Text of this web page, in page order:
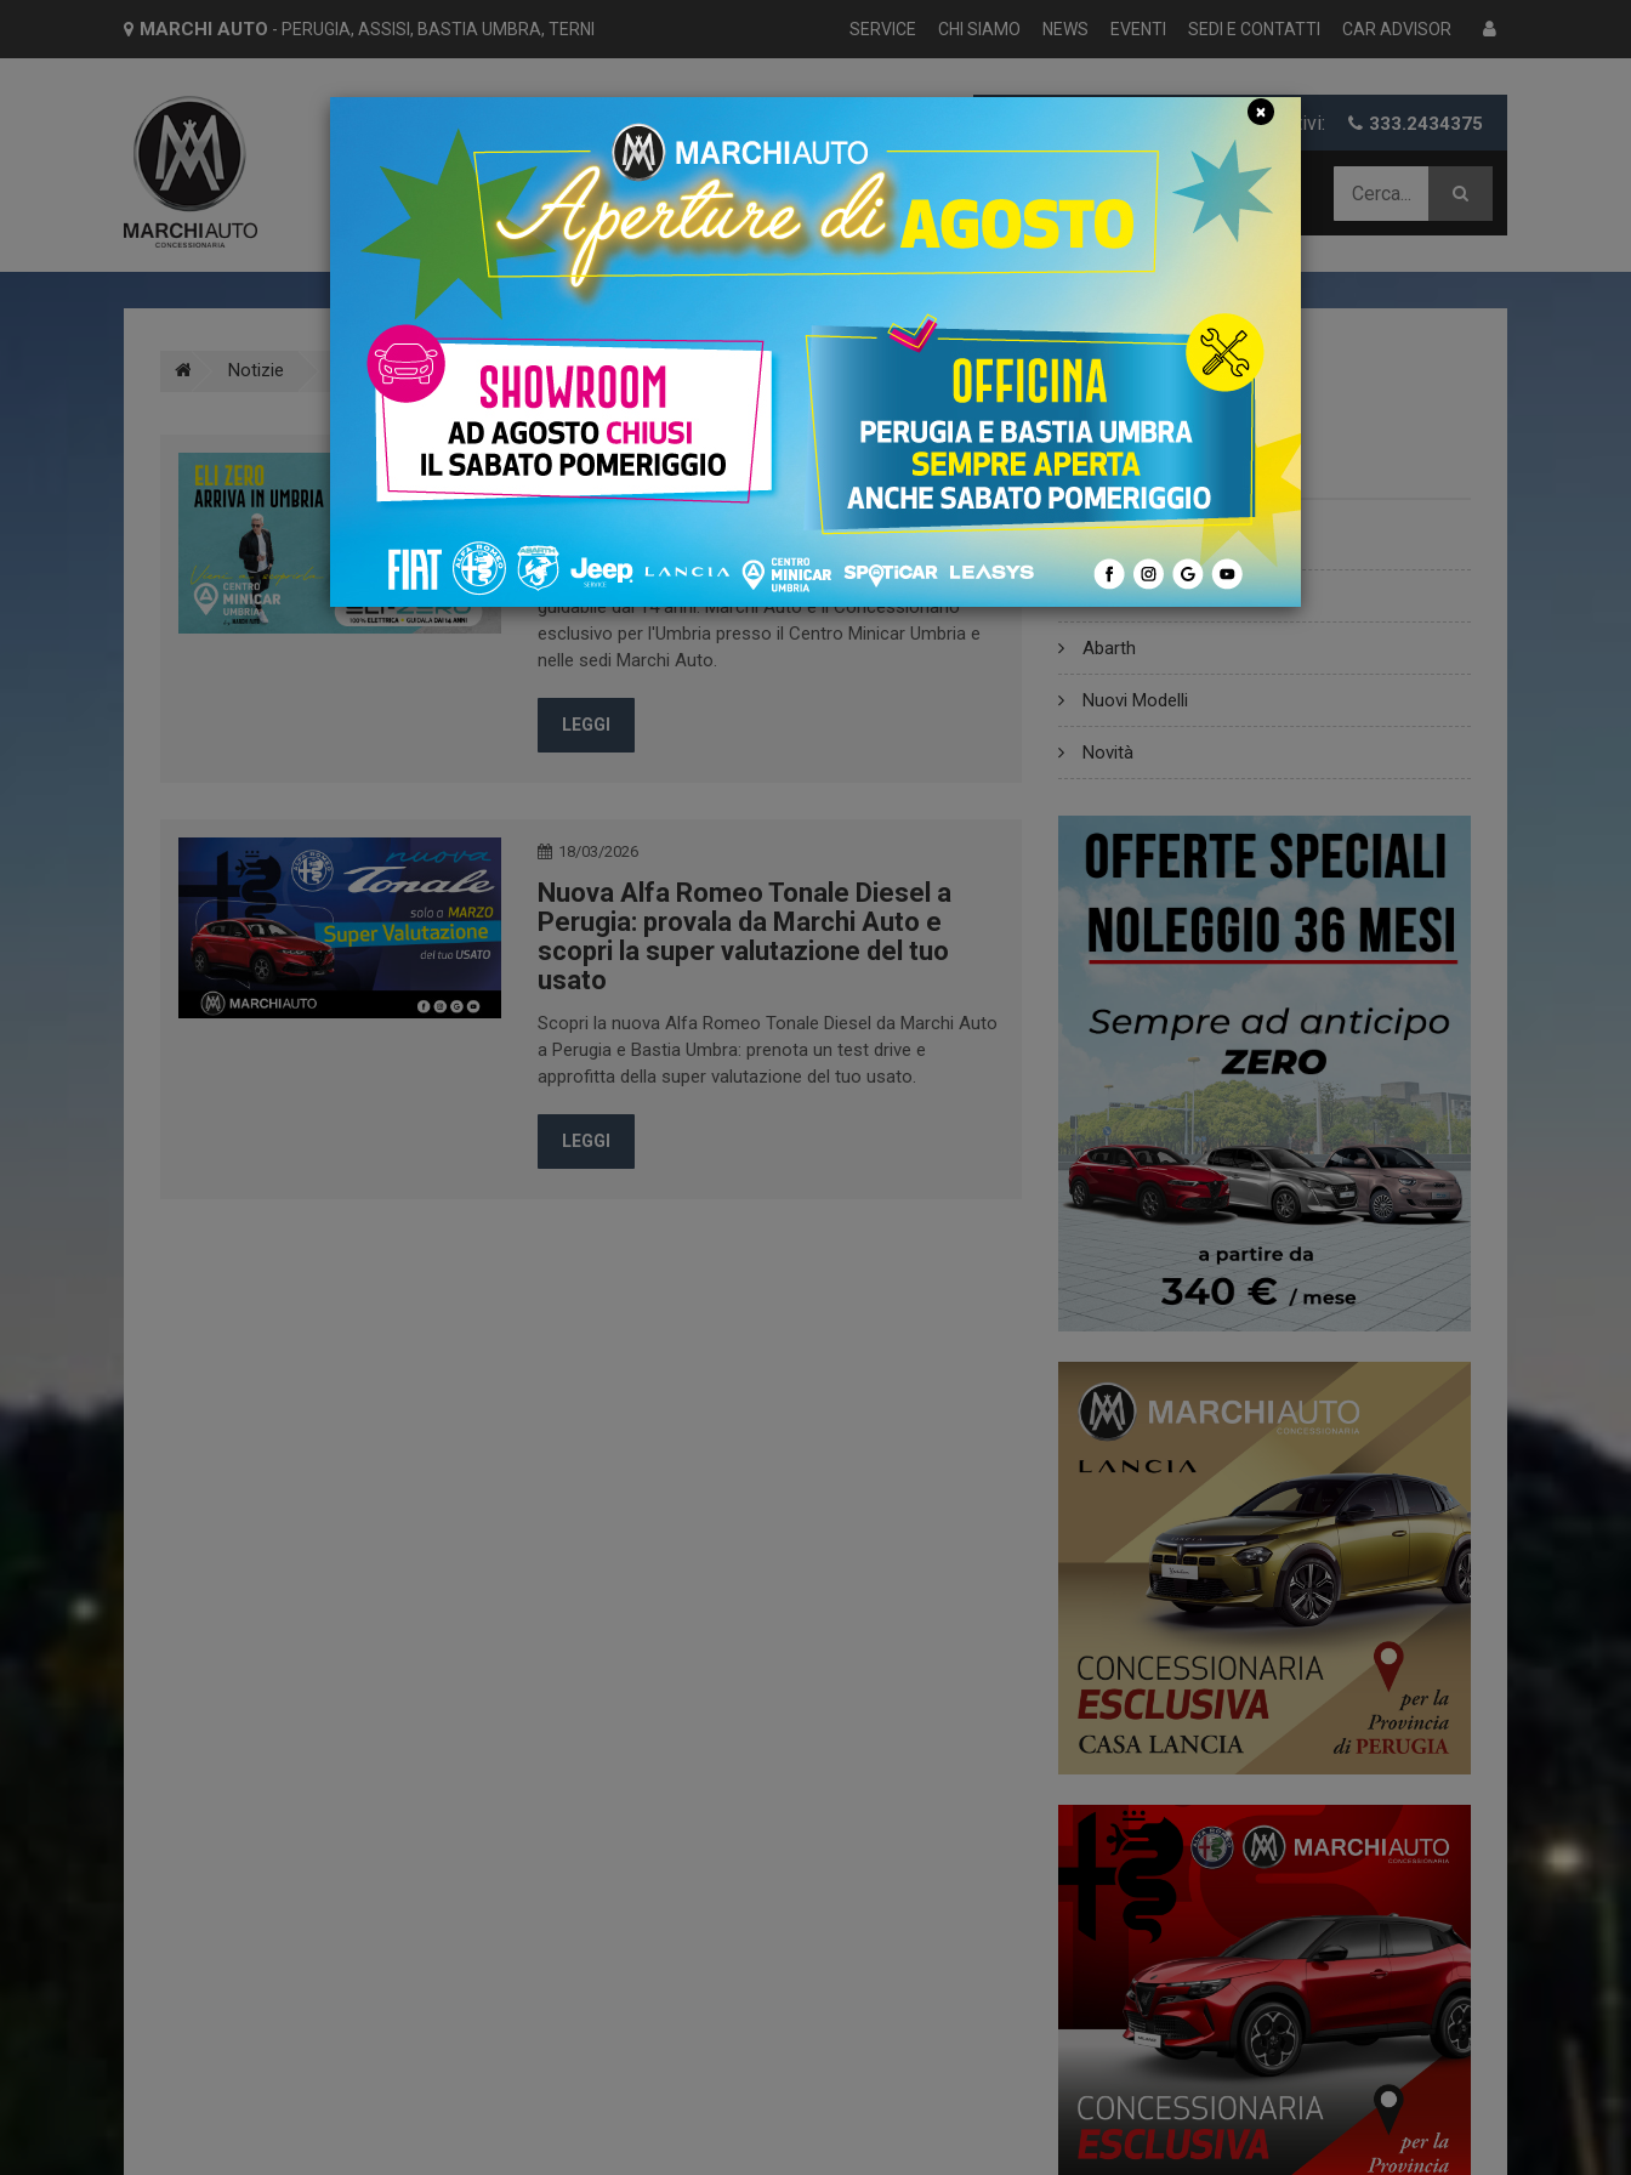
MARCHI AUTO - PERUGIA, ASSISI, BASTIA UMBRA, TERNI SERVICE CHI SIAMO NEWS EVENTI SEDI E CONTATTI CAR ADVISOR
Chiamaci per informazioni e preventivi: 333.2434375
HOME USATO NUOVO NOLEGGIO USATO AZIENDALE
Notizie Nuovi Modelli
03/07/2026
ELI ZERO Umbria | La nuova microcar
elettrica da 14 anni | Marchi Auto
Scopri ELI ZERO, la nuova microcar elettrica premium
guidabile dai 14 anni. Marchi Auto è il Concessionario
esclusivo per l'Umbria presso il Centro Minicar Umbria e
nelle sedi Marchi Auto.
LEGGI
18/03/2026
Nuova Alfa Romeo Tonale Diesel a
Perugia: provala da Marchi Auto e
scopri la super valutazione del tuo
usato
Scopri la nuova Alfa Romeo Tonale Diesel da Marchi Auto
a Perugia e Bastia Umbra: prenota un test drive e
approfitta della super valutazione del tuo usato.
LEGGI
CATEGORIE
Fiat
Abarth
Nuovi Modelli
Novità
×